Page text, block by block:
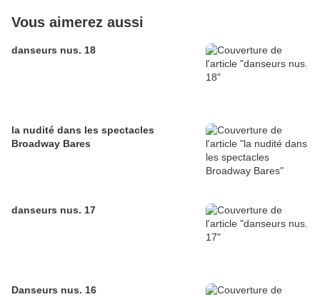
Vous aimerez aussi
danseurs nus. 18
la nudité dans les spectacles
Broadway Bares
danseurs nus. 17
Danseurs nus. 16